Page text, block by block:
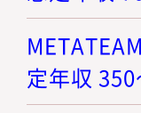
定年収